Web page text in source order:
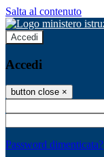
Salta al contenuto
Accedi
Accedi
button close ×
Password dimenticata?